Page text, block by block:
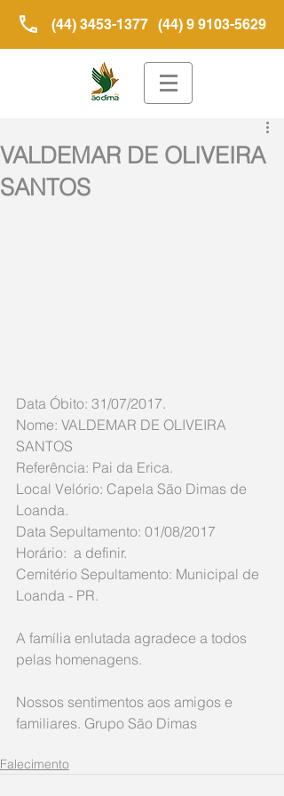
(44) 3453-1377 (44) 9 9103-5629
VALDEMAR DE OLIVEIRA
SANTOS
Data Óbito: 31/07/2017.
Nome: VALDEMAR DE OLIVEIRA
SANTOS
Referência: Pai da Erica.
Local Velório: Capela São Dimas de
Loanda.
Data Sepultamento: 01/08/2017
Horário:  a definir.
Cemitério Sepultamento: Municipal de
Loanda - PR.
A família enlutada agradece a todos
pelas homenagens.
Nossos sentimentos aos amigos e
familiares. Grupo São Dimas
Falecimento